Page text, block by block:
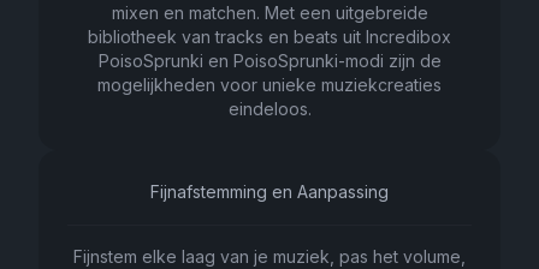
mixen en matchen. Met een uitgebreide
bibliotheek van tracks en beats uit Incredibox
PoisoSprunki en PoisoSprunki-modi zijn de
mogelijkheden voor unieke muziekcreaties
eindeloos.
Fijnafstemming en Aanpassing
Fijnstem elke laag van je muziek, pas het volume,